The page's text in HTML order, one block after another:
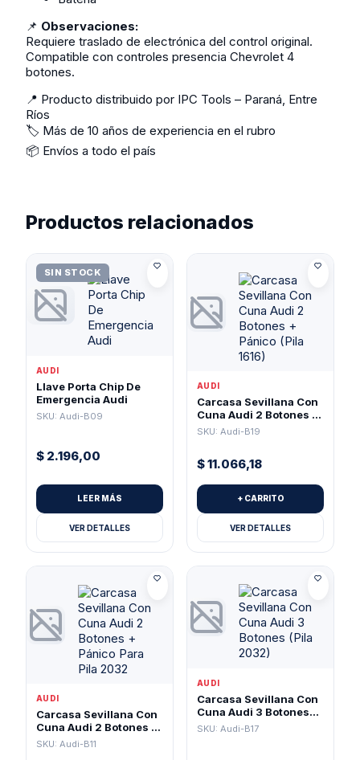
📌 Observaciones:
Requiere traslado de electrónica del control original.
Compatible con controles presencia Chevrolet 4
botones.
📍 Producto distribuido por IPC Tools – Paraná, Entre
Ríos
🏷️ Más de 10 años de experiencia en el rubro
📦 Envíos a todo el país
Productos relacionados
SIN STOCK
AUDI
Llave Porta Chip De
Emergencia Audi
SKU: Audi-B09
$ 2.196,00
LEER MÁS
VER DETALLES
AUDI
Carcasa Sevillana Con
Cuna Audi 2 Botones +
Pánico (Pila 1616)
SKU: Audi-B19
$11.066,18
+ CARRITO
VER DETALLES
AUDI
Carcasa Sevillana Con
Cuna Audi 2 Botones +
Pánico Para Pila 2032
SKU: Audi-B11
AUDI
Carcasa Sevillana Con
Cuna Audi 3 Botones
(Pila 2032)
SKU: Audi-B17